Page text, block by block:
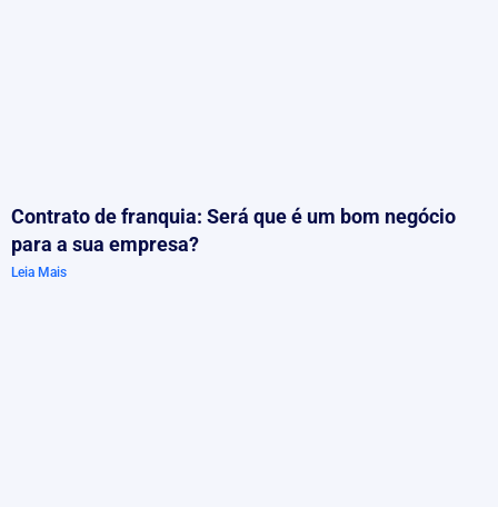
Contrato de franquia: Será que é um bom negócio
para a sua empresa?
Leia Mais